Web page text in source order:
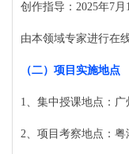
创作指导： 2025年7
由本领域专家进行在
（二） 项目实施地点
1、集中授课地点：
2、项目考察地点：